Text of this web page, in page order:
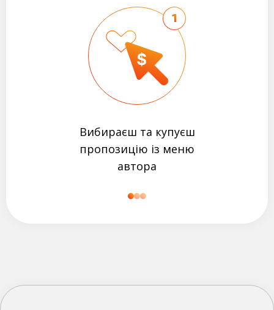
1
Вибираєш та купуєш
пропозицію із меню
автора